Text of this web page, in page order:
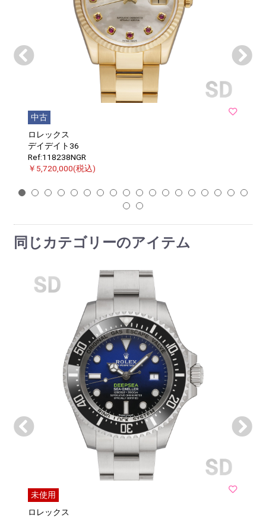
中古
ロレックス
デイデイト36
Ref:118238NGR
￥5,720,000(税込)
1 2 3 4 5 6 7 8 9 10 11 12 13 14 15 16 17
18
19
20
同じカテゴリーのアイテム
未使用
ロレックス